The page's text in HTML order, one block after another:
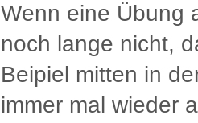
Wenn eine Übung
noch lange nicht,
Beipiel mitten in
immer mal wieder